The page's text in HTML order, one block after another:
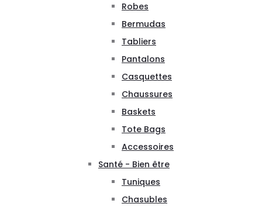
Robes
Bermudas
Tabliers
Pantalons
Casquettes
Chaussures
Baskets
Tote Bags
Accessoires
Santé - Bien être
Tuniques
Chasubles